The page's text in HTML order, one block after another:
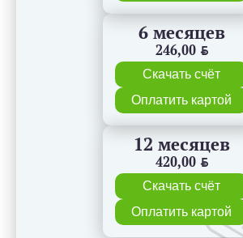
6 месяцев
246,00 BYN
Скачать счёт
Оплатить картой
12 месяцев
420,00 BYN
Скачать счёт
Оплатить картой